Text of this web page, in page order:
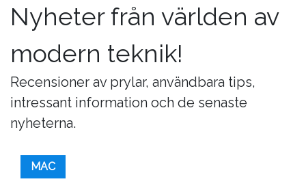
Nyheter från världen av
modern teknik!
Recensioner av prylar, användbara tips,
intressant information och de senaste
nyheterna.
MAC